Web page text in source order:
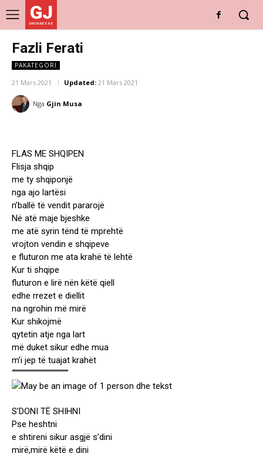
GJ
DRITARE E RE
Fazli Ferati
PAKATEGORI
21 Mars 2021 Updated: 21 Mars 2021
Nga Gjin Musa
FLAS ME SHQIPEN
Flisja shqip
me ty shqiponjë
nga ajo lartësi
n’ballë të vendit pararojë
Në atë maje bjeshke
me atë syrin tënd të mprehtë
vrojton vendin e shqipeve
e fluturon me ata krahë të lehtë
Kur ti shqipe
fluturon e lirë nën këtë qiell
edhe rrezet e diellit
na ngrohin më mirë
Kur shikojmë
qytetin atje nga lart
më duket sikur edhe mua
m’i jep të tuajat krahët
“”””””””””””””””””””””””
S’DONI TË SHIHNI
Pse heshtni
e shtireni sikur asgjë s’dini
mirë,mirë këtë e dini